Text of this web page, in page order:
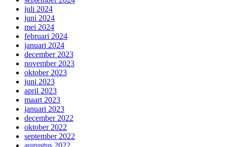
juli 2024
juni 2024
mei 2024
februari 2024
januari 2024
december 2023
november 2023
oktober 2023
juni 2023
april 2023
maart 2023
januari 2023
december 2022
oktober 2022
september 2022
augustus 2022